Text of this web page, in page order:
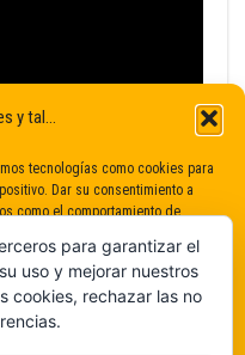
y tal...
tecnologías como cookies para
Dar su consentimiento a
como el comportamiento de
a determinadas características y
para garantizar el
uso y mejorar nuestros
cookies, rechazar las no